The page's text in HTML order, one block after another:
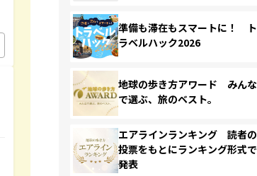
準備も滞在もスマートに！ ト
ラベルハック2026
地球の歩き方アワード みんな
で選ぶ、旅のベスト。
エアラインランキング 読者の
投票をもとにランキング形式で
発表